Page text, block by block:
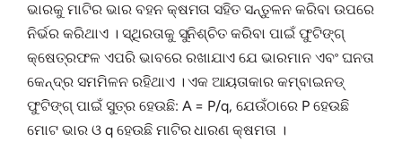
ଭାରକୁ ମାଟିର ଭାର ବହନ କ୍ଷମତା ସହିତ ସନ୍ତୁଳନ କରିବା ଉପରେ
ନିର୍ଭର କରିଥାଏ । ସ୍ଥିରତାକୁ ସୁନିଶ୍ଚିତ କରିବା ପାଇଁ ଫୁଟିଙ୍ଗ୍
କ୍ଷେତ୍ରଫଳ ଏପରି ଭାବରେ ରଖାଯାଏ ଯେ ଭାରମାନ ଏବଂ ଘନତା
କେନ୍ଦ୍ର ସମମିଳନ ରହିଥାଏ । ଏକ ଆୟତାକାର କମ୍ବାଇନଡ୍
ଫୁଟିଙ୍ଗ୍ ପାଇଁ ସୁତ୍ର ହେଉଛି: A = P/q, ଯେଉଁଠାରେ P ହେଉଛି
ମୋଟ ଭାର ଓ q ହେଉଛି ମାଟିର ଧାରଣ କ୍ଷମତା ।